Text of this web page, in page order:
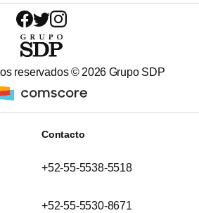
reservados ©2026 Grupo SDP
Contacto
+52-55-5538-5518
+52-55-5530-8671